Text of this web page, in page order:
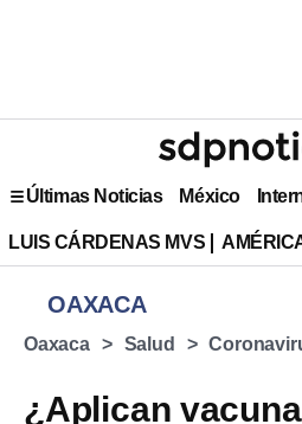
Últimas Noticias México
LUIS CÁRDENAS MVS
OAXACA
Oaxaca Salud
¿Aplican